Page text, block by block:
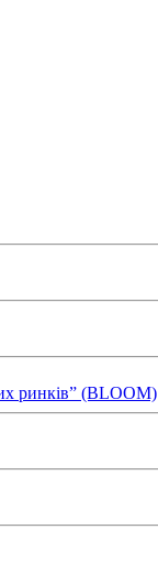
ринків” (BLOOM)